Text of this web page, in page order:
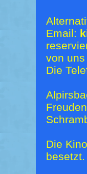
Email:
von
Die
Die
besetzt.